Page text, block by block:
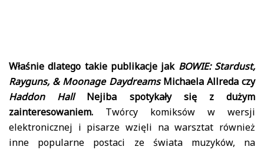
Właśnie dlatego takie publikacje jak BOWIE: Stardust,
Rayguns, & Moonage DaydreamsMichaela Allreda czy
Haddon HallNejiba spotykały się z dużym
zainteresowaniem. Twórcy komiksów w wersji
elektronicznej i pisarze wzięli na warsztat również
inne popularne postaci ze świata muzyków, na